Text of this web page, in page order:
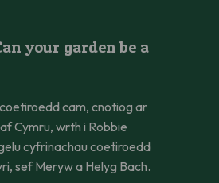
your garden be a
cam, cnotiog ar
Cymru, wrth i Robbie
cyfrinachau coetiroedd
sef Meryw a Helyg Bach.